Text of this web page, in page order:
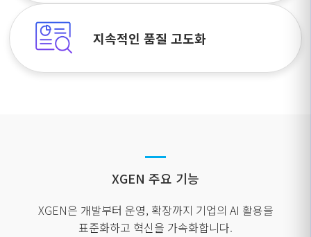
지속적인 품질 고도화
XGEN 주요 기능
XGEN은 개발부터 운영, 확장까지 기업의 AI 활용을
표준화하고 혁신을 가속화합니다.